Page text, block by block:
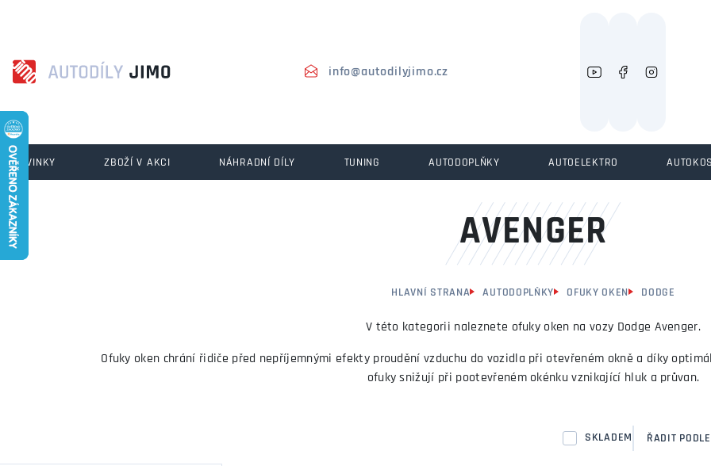
info@autodilyjimo.cz
NOVINKY ZBOŽÍ V AKCI NÁHRADNÍ DÍLY TUNING AUTODOPLŇKY AUTOELEKTRO
AVENGER
HLAVNÍ STRANA AUTODOPLŇKY OFUKY OKEN DODGE
V této kategorii naleznete ofuky oken na vozy Dodge Avenger.
Ofuky oken chrání řidiče před nepříjemnými efekty proudění vzduchu do vozidla při otevřeném okně a díky
ofuky snižují při pootevřeném okénku vznikající hluk a průvan.
SKLADEM ŘADIT PODLE
Můžeme vám pomoci něco najít?